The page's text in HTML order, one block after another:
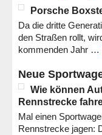
Porsche
Da die dritte
den Straßen rollt,
kommenden Jahr …
Neue
Wie können
Rennstrecke
Mal einen
Rennstrecke jagen: